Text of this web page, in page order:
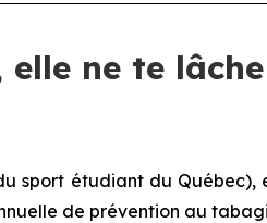
ne te
du sport étudiant du
de prévention au